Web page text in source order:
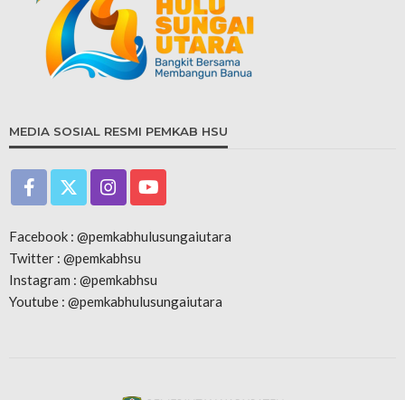
MEDIA SOSIAL RESMI PEMKAB HSU
Facebook : @pemkabhulusungaiutara
Twitter : @pemkabhsu
Instagram : @pemkabhsu
Youtube : @pemkabhulusungaiutara